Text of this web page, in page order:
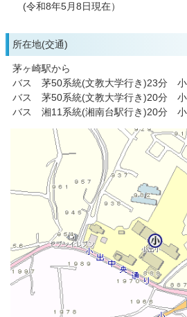
(令和8年5月8日現在）
所在地(交通)
茅ヶ崎駅から
バス 茅50系統(文教大学行き)23分 小
バス 茅50系統(文教大学行き)20分 小
バス 湘11系統(湘南台駅行き)20分 小